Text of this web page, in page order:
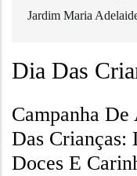
Jardim Maria
Dia Das
Campanha
Das Crianças:
Doces E